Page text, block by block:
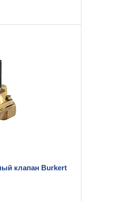
жидкостей и газов, ...
клапан Burkert